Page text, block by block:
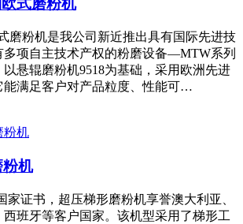
式磨粉机
磨粉机是我公司新近推出具有国际先进技
多项自主技术产权的粉磨设备—MTW系列
以悬辊磨粉机9518为基础，采用欧洲先进
能满足客户对产品粒度、性能可…
粉机
家证书，超压梯形磨粉机享誉澳大利亚、
西班牙等客户国家。该机型采用了梯形工